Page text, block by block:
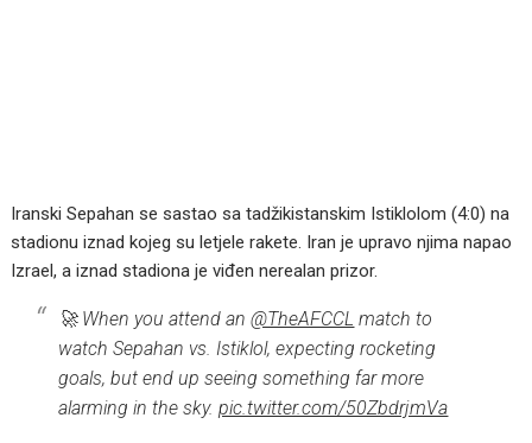
Iranski Sepahan se sastao sa tadžikistanskim Istiklolom (4:0) na
stadionu iznad kojeg su letjele rakete. Iran je upravo njima napao
Izrael, a iznad stadiona je viđen nerealan prizor.
🚀 When you attend an@TheAFCCL match to
watch Sepahan vs. Istiklol, expecting rocketing
goals, but end up seeing something far more
alarming in the sky.pic.twitter.com/50ZbdrjmVa